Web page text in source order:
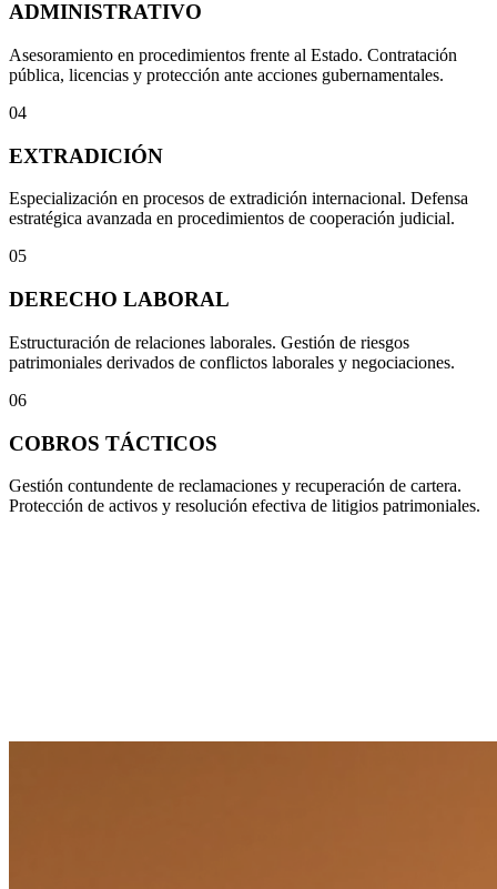
ADMINISTRATIVO
Asesoramiento en procedimientos frente al Estado. Contratación
pública, licencias y protección ante acciones gubernamentales.
04
EXTRADICIÓN
Especialización en procesos de extradición internacional. Defensa
estratégica avanzada en procedimientos de cooperación judicial.
05
DERECHO LABORAL
Estructuración de relaciones laborales. Gestión de riesgos
patrimoniales derivados de conflictos laborales y negociaciones.
06
COBROS TÁCTICOS
Gestión contundente de reclamaciones y recuperación de cartera.
Protección de activos y resolución efectiva de litigios patrimoniales.